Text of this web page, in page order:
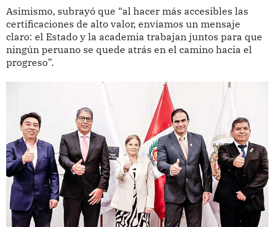
Asimismo, subrayó que “al hacer más accesibles las
certificaciones de alto valor, enviamos un mensaje
claro: el Estado y la academia trabajan juntos para que
ningún peruano se quede atrás en el camino hacia el
progreso”.